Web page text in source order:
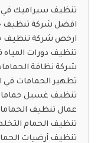
تنظيف سيراميك في
افضل شركة تنظيف
ارخص شركة تنظيف
تنظيف دورات المياه
شركة نظافة
تطهير الحمامات في
تنظيف غسيل
عمال تنظيف
تنظيف الحمام
تنظيف أرضيات